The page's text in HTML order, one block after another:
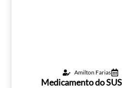
Amilton Farias
Medicamento do